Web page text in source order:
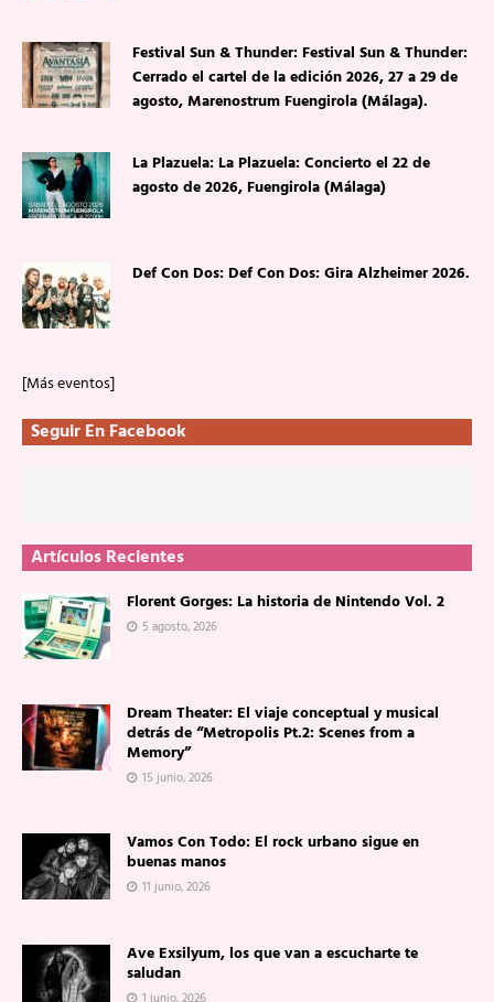
Festival Sun & Thunder: Festival Sun & Thunder:
Cerrado el cartel de la edición 2026, 27 a 29 de
agosto, Marenostrum Fuengirola (Málaga).
La Plazuela: La Plazuela: Concierto el 22 de
agosto de 2026, Fuengirola (Málaga)
Def Con Dos: Def Con Dos: Gira Alzheimer 2026.
[Más eventos]
Seguir En Facebook
Artículos Recientes
Florent Gorges: La historia de Nintendo Vol. 2
5 agosto, 2026
Dream Theater: El viaje conceptual y musical
detrás de “Metropolis Pt.2: Scenes from a
Memory”
15 junio, 2026
Vamos Con Todo: El rock urbano sigue en
buenas manos
11 junio, 2026
Ave Exsilyum, los que van a escucharte te
saludan